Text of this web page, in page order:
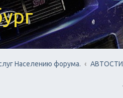
Населению форума.